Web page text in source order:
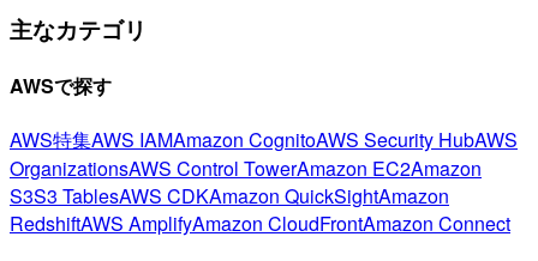
主なカテゴリ
AWSで探す
AWS特集AWS IAMAmazon CognitoAWS Security HubAWS
OrganizationsAWS Control TowerAmazon EC2Amazon
S3S3 TablesAWS CDKAmazon QuickSightAmazon
RedshiftAWS AmplifyAmazon CloudFrontAmazon Connect